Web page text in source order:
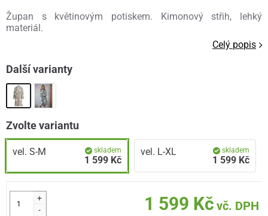
Župan s květinovým potiskem. Kimonový střih, lehký
materiál.
Celý popis
Další varianty
Zvolte variantu
vel. S-M skladem
1 599 Kč
vel. L-XL skladem
1 599 Kč
+
-
1 599 Kč vč. DPH